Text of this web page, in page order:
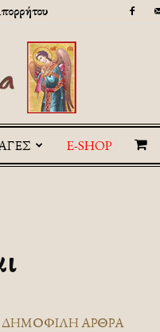
E-SHOP
ΔΗΜΟΦΙΛΗ ΑΡΘΡΑ